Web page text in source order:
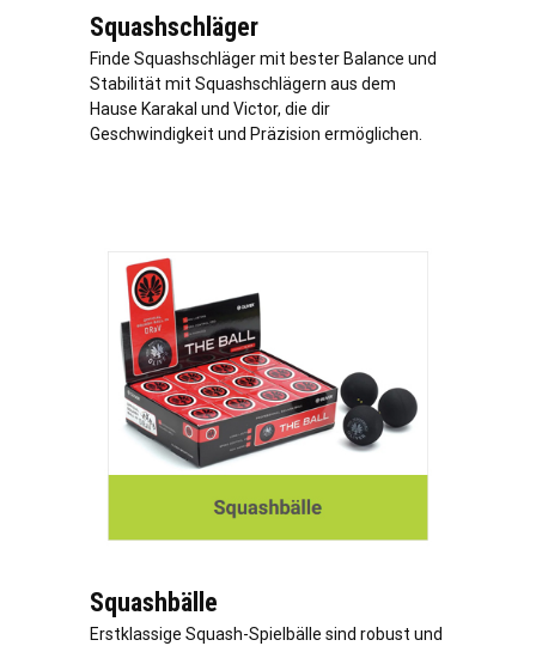
Squashschläger
Finde Squashschläger mit bester Balance und
Stabilität mit Squashschlägern aus dem
Hause Karakal und Victor, die dir
Geschwindigkeit und Präzision ermöglichen.
Squashbälle
Erstklassige Squash-Spielbälle sind robust und